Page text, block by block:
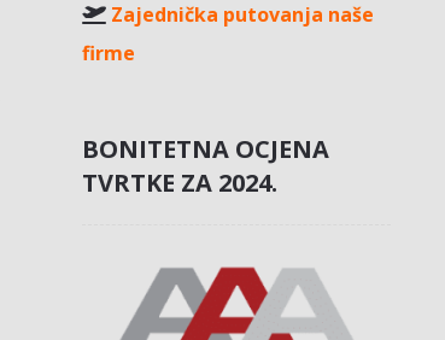
Zajednička putovanja naše
firme
BONITETNA OCJENA
TVRTKE ZA 2024.